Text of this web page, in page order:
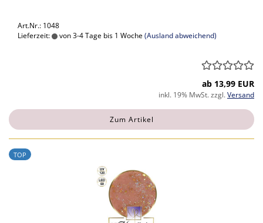
Art.Nr.: 1048
Lieferzeit:
von 3-4 Tage bis 1 Woche(Ausland abweichend)
ab 13,99 EUR
inkl. 19% MwSt. zzgl.Versand
Zum Artikel
TOP